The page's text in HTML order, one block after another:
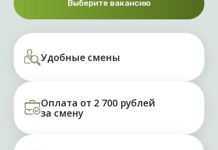
Выплаты без задержек
Выберите вакансию